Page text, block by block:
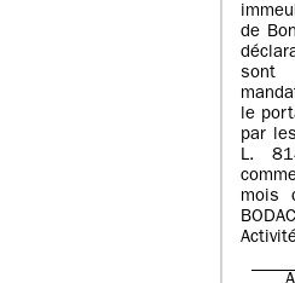
de
le
par
L.
mois